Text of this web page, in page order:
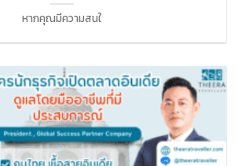
หากคุณมีความสนใ